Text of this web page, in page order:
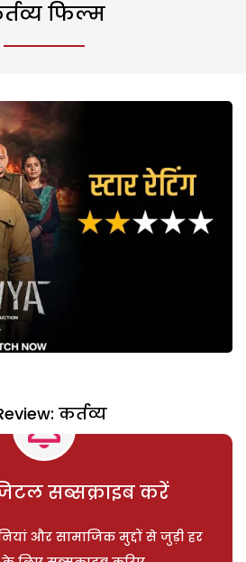
फिल्म
कर्तव्य
सब्सक्राइब करें
और सामाजिक मुद्दों से जुड़ी हर